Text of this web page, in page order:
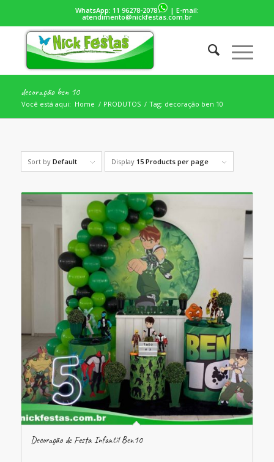
WhatsApp: 11 96278-2078 | E-mail:
atendimento@nickfestas.com.br
decoração ben 10
Você está aqui: Home / PRODUTOS / Tag: decoração ben 10
Sort by Default Display 15 Products per page
Decoração de Festa Infantil Ben10